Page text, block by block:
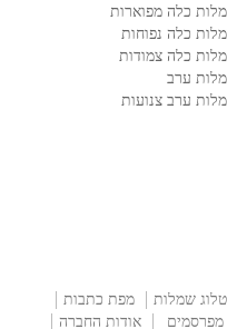
כלה מפוארות
כלה נפוחות
כלה צמודות
ערב
ערב צנועות
שמלות
מפת כתבות
מפרסמים אודות החברה